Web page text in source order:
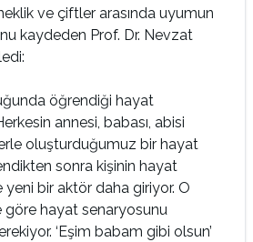
ve çiftler arasında uyumun
kaydeden Prof. Dr. Nevzat
öğrendiği hayat
annesi, babası, abisi
oluşturduğumuz bir hayat
sonra kişinin hayat
bir aktör daha giriyor. O
hayat senaryosunu
‘Eşim babam gibi olsun’